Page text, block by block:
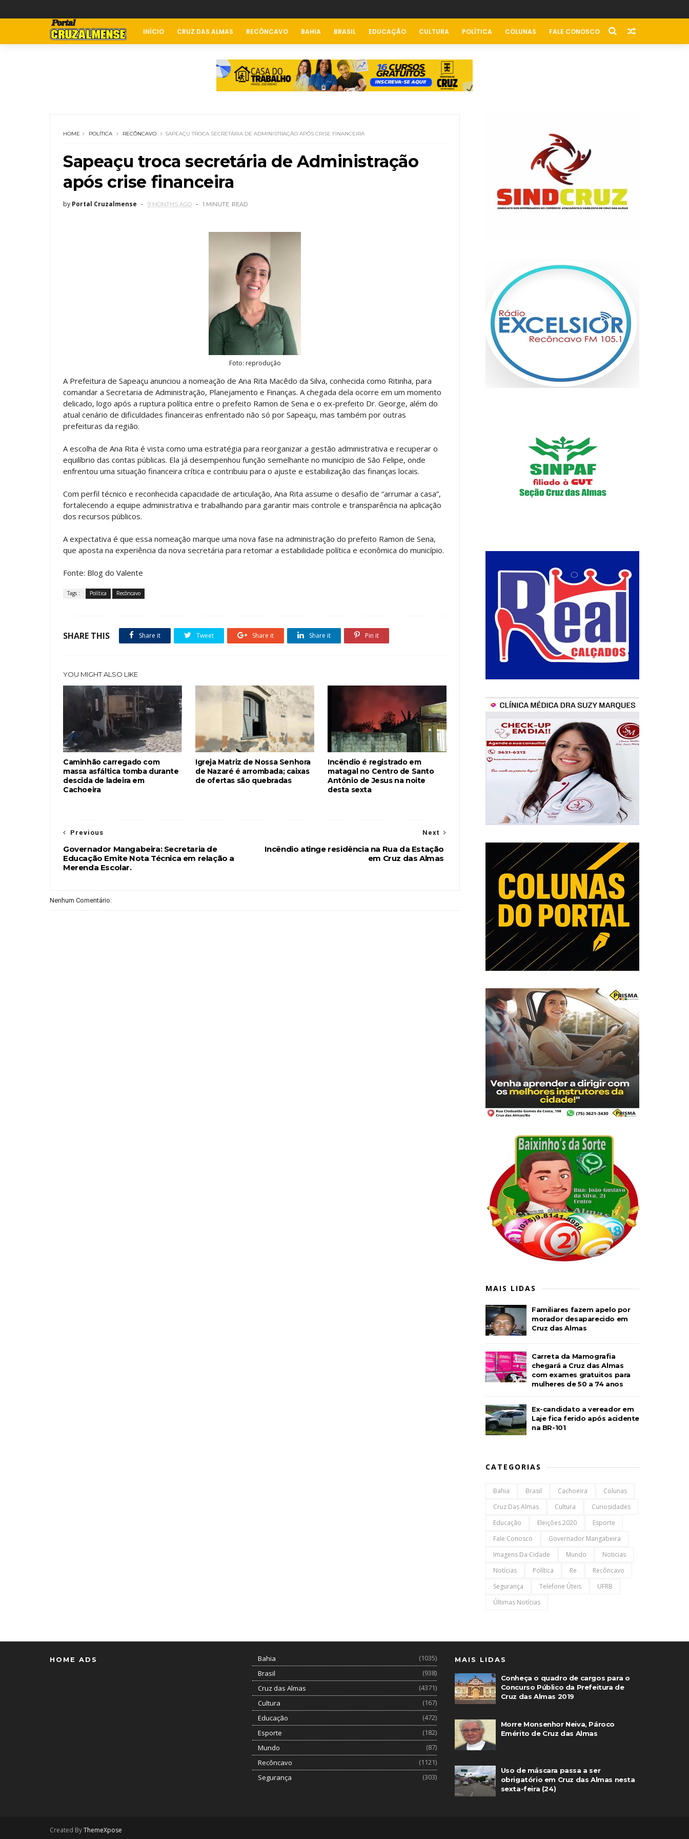
INÍCIO CRUZ DAS ALMAS RECÔNCAVO BAHIA BRASIL EDUCAÇÃO CULTURA POLÍTICA COLUNAS FALE CONOSCO
HOME POLÍTICA RECÔNCAVO SAPEAÇU TROCA SECRETÁRIA DE ADMINISTRAÇÃO APÓS CRISE FINANCEIRA
Sapeaçu troca secretária de Administração
após crise financeira
by Portal Cruzalmense 9 MONTHS AGO 1 MINUTE READ
Foto: reprodução
A Prefeitura de Sapeaçu anunciou a nomeação de Ana Rita Macêdo da Silva, conhecida como Ritinha, para
comandar a Secretaria de Administração, Planejamento e Finanças. A chegada dela ocorre em um momento
delicado, logo após a ruptura política entre o prefeito Ramon de Sena e o ex-prefeito Dr. George, além do
atual cenário de dificuldades financeiras enfrentado não só por Sapeaçu, mas também por outras
prefeituras da região.
A escolha de Ana Rita é vista como uma estratégia para reorganizar a gestão administrativa e recuperar o
equilíbrio das contas públicas. Ela já desempenhou função semelhante no município de São Felipe, onde
enfrentou uma situação financeira crítica e contribuiu para o ajuste e estabilização das finanças locais.
Com perfil técnico e reconhecida capacidade de articulação, Ana Rita assume o desafio de “arrumar a casa”,
fortalecendo a equipe administrativa e trabalhando para garantir mais controle e transparência na aplicação
dos recursos públicos.
A expectativa é que essa nomeação marque uma nova fase na administração do prefeito Ramon de Sena,
que aposta na experiência da nova secretária para retomar a estabilidade política e econômica do município.
Fonte: Blog do Valente
Tags : Política Recôncavo
SHARE THIS Share it Tweet Share it Share it Pin it
YOU MIGHT ALSO LIKE
Caminhão carregado com
massa asfáltica tomba durante
descida de ladeira em
Cachoeira
Igreja Matriz de Nossa Senhora
de Nazaré é arrombada; caixas
de ofertas são quebradas
Incêndio é registrado em
matagal no Centro de Santo
Antônio de Jesus na noite
desta sexta
Next
Incêndio atinge residência na Rua da Estação
em Cruz das Almas
Previous
Governador Mangabeira: Secretaria de
Educação Emite Nota Técnica em relação a
Merenda Escolar.
Nenhum Comentário:
MAIS LIDAS
Familiares fazem apelo por
morador desaparecido em
Cruz das Almas
Carreta da Mamografia
chegará a Cruz das Almas
com exames gratuitos para
mulheres de 50 a 74 anos
Ex-candidato a vereador em
Laje fica ferido após acidente
na BR-101
CATEGORIAS
Bahia Brasil Cachoeira
Colunas
Cruz Das Almas
Cultura
Curiosidades
Educação
Eleições 2020
Esporte
Fale Conosco
Governador Mangabeira
Imagens Da Cidade
Mundo
Noticias
Notícias
Política Re
Recôncavo
Segurança
Telefone Úteis
UFRB
Últimas Notícias
HOME ADS Bahia
(1035)
Brasil
(938)
Cruz das Almas
(4371)
Cultura
(167)
Educação
(472)
Esporte
(182)
Mundo
(87)
Recôncavo
(1121)
Segurança
(303)
MAIS LIDAS
Conheça o quadro de cargos para o
Concurso Público da Prefeitura de
Cruz das Almas 2019
Morre Monsenhor Neiva, Pároco
Emérito de Cruz das Almas
Uso de máscara passa a ser
obrigatório em Cruz das Almas nesta
sexta-feira (24)
Created ByThemeXpose